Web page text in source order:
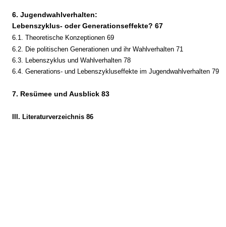
6. Jugendwahlverhalten:
Lebenszyklus- oder Generationseffekte? 67
6.1. Theoretische Konzeptionen 69
6.2. Die politischen Generationen und ihr Wahlverhalten 71
6.3. Lebenszyklus und Wahlverhalten 78
6.4. Generations- und Lebenszykluseffekte im Jugendwahlverhalten 79
7. Resümee und Ausblick 83
III. Literaturverzeichnis 86